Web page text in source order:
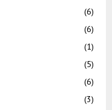
(6)
(6)
(1)
(5)
(6)
(3)